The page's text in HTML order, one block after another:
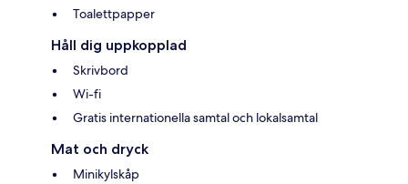
Toalettpapper
Håll dig uppkopplad
Skrivbord
Wi-fi
Gratis internationella samtal och lokalsamtal
Mat och dryck
Minikylskåp